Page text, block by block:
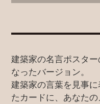
建築家の名言ポスタ
なったバージョン。
建築家の言葉を見事
たカードに、あなたの